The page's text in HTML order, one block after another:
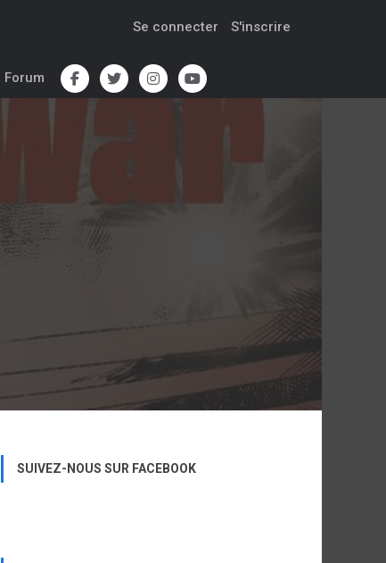
Se connecter S'inscrire
Forum
SUIVEZ-NOUS SUR FACEBOOK